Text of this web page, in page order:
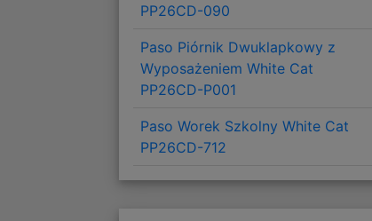
PP26CD-090
Paso Piórnik Dwuklapkowy z
Wyposażeniem White Cat
PP26CD-P001
Paso Worek Szkolny White Cat
PP26CD-712